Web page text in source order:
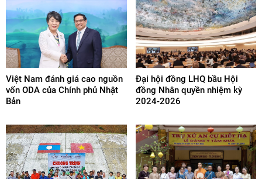
Việt Nam đánh giá cao nguồn
vốn ODA của Chính phủ Nhật
Bản
Đại hội đồng LHQ bầu Hội
đồng Nhân quyền nhiệm kỳ
2024-2026